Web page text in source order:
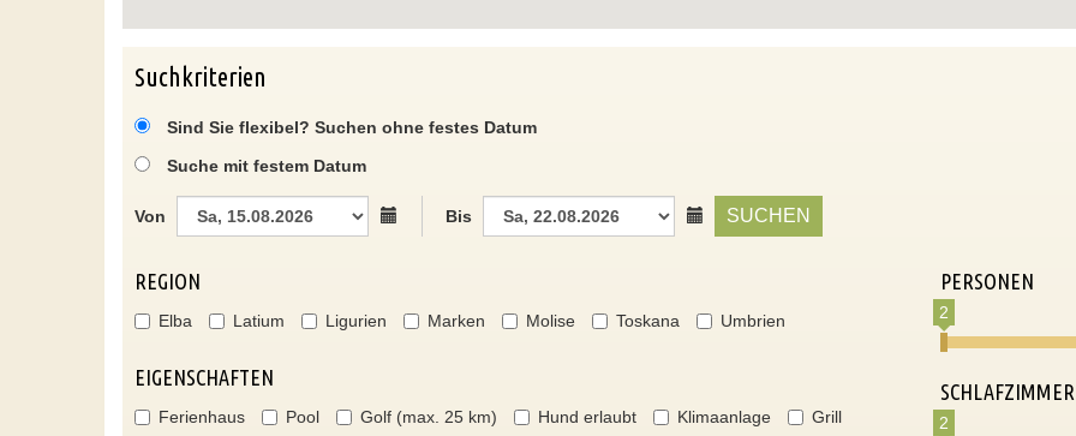
Suchkriterien
Sind Sie flexibel? Suchen ohne festes Datum
Suche mit festem Datum
Von Bis SUCHEN
REGION
Elba Latium Ligurien Marken Molise Toskana Umbrien
EIGENSCHAFTEN
Ferienhaus Pool Golf (max. 25 km) Hund erlaubt Klimaanlage
Grill
PERSONEN
2
SCHLAFZIMMER
2